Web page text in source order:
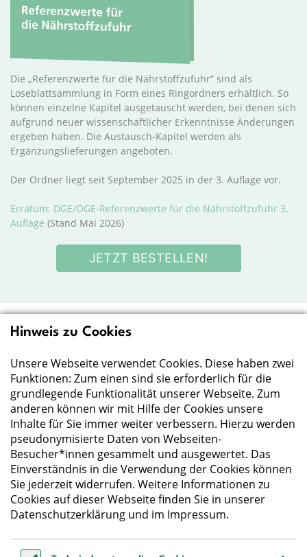
Die „Referenzwerte für die Nährstoffzufuhr“ sind als
Loseblattsammlung in Form eines Ringordners erhältlich. So
können einzelne Kapitel ausgetauscht werden, bei denen sich
aufgrund neuer wissenschaftlicher Erkenntnisse Änderungen
ergeben haben. Die Austausch-Kapitel werden als
Ergänzungslieferungen angeboten.
Der Ordner liegt seit September 2025 in der 3. Auflage vor.
Erratum: DGE/ÖGE-Referenzwerte für die Nährstoffzufuhr 3.
Auflage (Stand Mai 2026)
JETZT BESTELLEN!
für Ernährung e.V.
Der Wissenschaft verpflichtet - Ihre Partnerin für
Essen und Trinken
Deutsche Gesellschaft für Ernährung e. V.
Godesberger Allee 136
53175 Bonn
Tel:+49 228 3776-600
Fax:+49 228 3776-800
webmaster@dge.de
Hinweis zu Cookies
Unsere Webseite verwendet Cookies. Diese haben zwei
Funktionen: Zum einen sind sie erforderlich für die
grundlegende Funktionalität unserer Webseite. Zum
anderen können wir mit Hilfe der Cookies unsere
Inhalte für Sie immer weiter verbessern. Hierzu werden
pseudonymisierte Daten von Webseiten-
Besucher*innen gesammelt und ausgewertet. Das
Einverständnis in die Verwendung der Cookies können
Sie jederzeit widerrufen. Weitere Informationen zu
Cookies auf dieser Webseite finden Sie in unserer
Datenschutzerklärung und im Impressum.